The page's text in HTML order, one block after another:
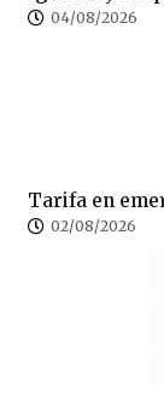
04/08/2026
Tarifa en
02/08/2026